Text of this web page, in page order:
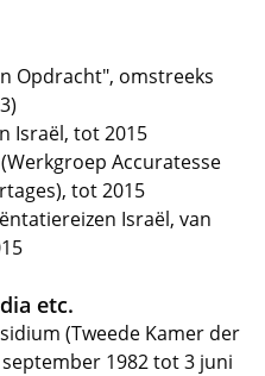
Opdracht", omstreeks
Israël, tot 2015
Accuratesse
tot 2015
Israël, van
etc.
(Tweede Kamer der
1982 tot 3 juni